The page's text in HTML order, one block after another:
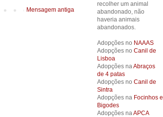
Mensagem antiga
recolher um animal
abandonado, não
haveria animais
abandonados.
Adopções no NAAAS
Adopções no Canil de
Lisboa
Adopções naAbraços
de 4 patas
Adopções no Canil de
Sintra
Adopções na Focinhos e
Bigodes
Adopções naAPCA